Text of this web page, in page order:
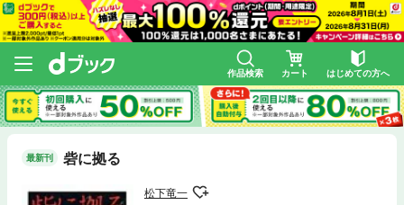
作品検索 カート はじめての方へ
最新刊 砦に拠る
松下竜一